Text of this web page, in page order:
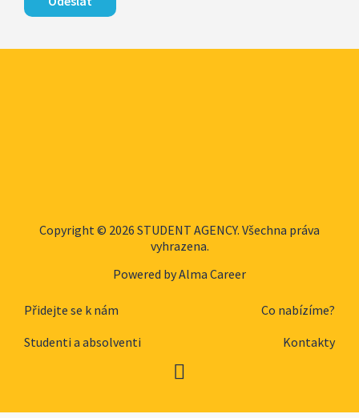
Copyright © 2026 STUDENT AGENCY. Všechna práva
vyhrazena.
Powered byAlma Career
Přidejte se k nám
Co nabízíme?
Studenti a absolventi
Kontakty